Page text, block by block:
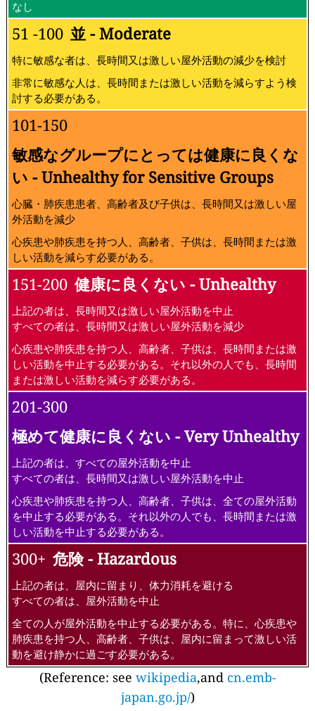
なし
51 -100 並 - Moderate
特に敏感な者は、長時間又は激しい屋外活動の減少を検討
非常に敏感な人は、長時間または激しい活動を減らすよう検
討する必要がある。
101-150
敏感なグループにとっては健康に良くな
い - Unhealthy for Sensitive Groups
心臓・肺疾患患者、高齢者及び子供は、長時間又は激しい屋
外活動を減少
心疾患や肺疾患を持つ人、高齢者、子供は、長時間または激
しい活動を減らす必要がある。
151-200 健康に良くない - Unhealthy
上記の者は、長時間又は激しい屋外活動を中止
すべての者は、長時間又は激しい屋外活動を減少
心疾患や肺疾患を持つ人、高齢者、子供は、長時間または激
しい活動を中止する必要がある。それ以外の人でも、長時間
または激しい活動を減らす必要がある。
201-300
極めて健康に良くない - Very Unhealthy
上記の者は、すべての屋外活動を中止
すべての者は、長時間又は激しい屋外活動を中止
心疾患や肺疾患を持つ人、高齢者、子供は、全ての屋外活動
を中止する必要がある。それ以外の人でも、長時間または激
しい活動を中止する必要がある。
300+ 危険 - Hazardous
上記の者は、屋内に留まり、体力消耗を避ける
すべての者は、屋外活動を中止
全ての人が屋外活動を中止する必要がある。特に、心疾患や
肺疾患を持つ人、高齢者、子供は、屋内に留まって激しい活
動を避け静かに過ごす必要がある。
(Reference: see wikipedia,and cn.emb-
japan.go.jp/)